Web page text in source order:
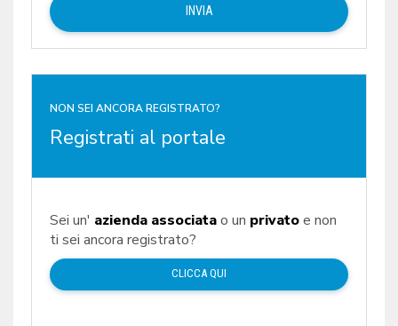
NON SEI ANCORA REGISTRATO?
Registrati al portale
Sei un' azienda associatao un privatoe non
ti sei ancora registrato?
CLICCA QUI